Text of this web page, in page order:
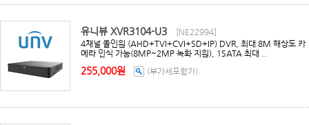
유니뷰 XVR3104-U3
[NE22994]
4채널 올인원 (AHD+TVI+CVI+SD+IP) DVR, 최대 8M 해상도 카
메라 인식 가능(8MP~2MP 녹화 지원), 1SATA 최대 ..
255,000원 (부가세포함가)